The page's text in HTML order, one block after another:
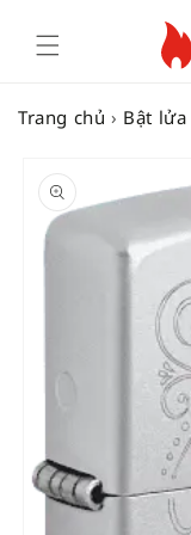
Trang chủ › Bật lửa
PRODUCT
INFORMATION